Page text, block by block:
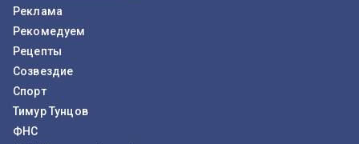
Реклама
Рекомедуем
Рецепты
Созвездие
Спорт
Тимур Тунцов
ФНС